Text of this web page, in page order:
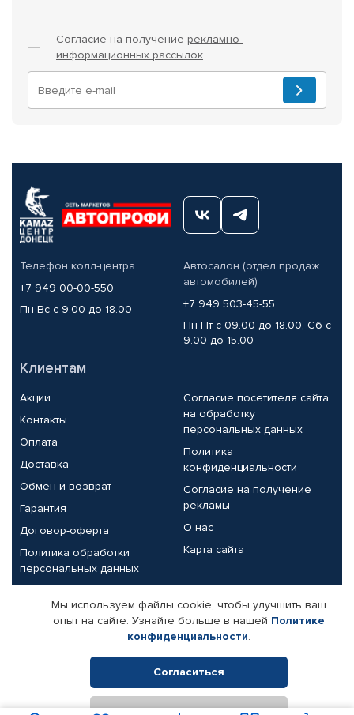
Согласие на получение рекламно-
информационных рассылок
Телефон колл-центра
+7 949 00-00-550
Пн-Вс с 9.00 до 18.00
Автосалон (отдел продаж
автомобилей)
+7 949 503-45-55
Пн-Пт с 09.00 до 18.00, Сб с
9.00 до 15.00
Клиентам
Акции
Контакты
Оплата
Доставка
Обмен и возврат
Гарантия
Договор-оферта
Политика обработки
персональных данных
Согласие посетителя сайта
на обработку
персональных данных
Политика
конфиденциальности
Согласие на получение
рекламы
О нас
Карта сайта
Партнерам
Корпоративным клиентам
Поставщикам
Реквизиты компании
Мы используем файлы cookie, чтобы улучшить ваш
опыт на сайте. Узнайте больше в нашей Политике
конфиденциальности.
Согласиться
Отклонить